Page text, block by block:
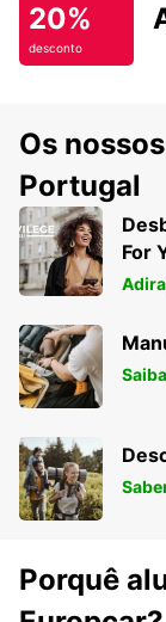
20%
desconto
Os
Portugal
For
Porquê